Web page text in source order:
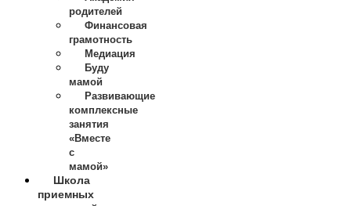
родителей
Финансовая
грамотность
Медиация
Буду
мамой
Развивающие
комплексные
занятия
«Вместе
с
мамой»
Школа
приемных